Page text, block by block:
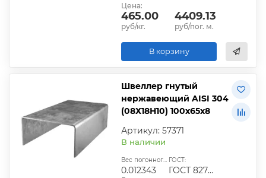
Цена:
465.00
руб/кг.
4409.13
руб/пог. м.
В корзину
Швеллер гнутый
нержавеющий AISI 304
(08Х18Н10) 100х65х8
Артикул: 57371
В наличии
Вес погонного метра, т.:
0.012343
ГОСТ:
ГОСТ 8278-83